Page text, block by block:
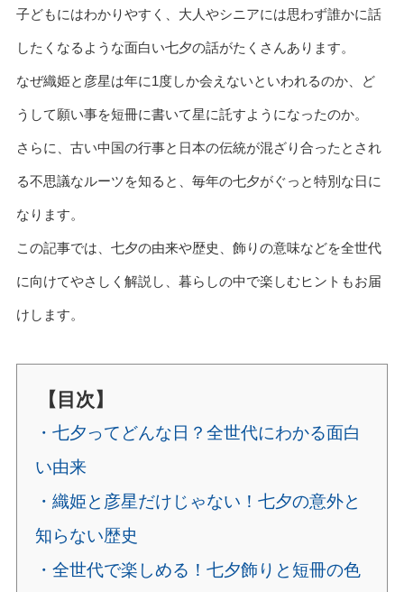
子どもにはわかりやすく、大人やシニアには思わず誰かに話
したくなるような面白い七夕の話がたくさんあります。
なぜ織姫と彦星は年に1度しか会えないといわれるのか、ど
うして願い事を短冊に書いて星に託すようになったのか。
さらに、古い中国の行事と日本の伝統が混ざり合ったとされ
る不思議なルーツを知ると、毎年の七夕がぐっと特別な日に
なります。
この記事では、七夕の由来や歴史、飾りの意味などを全世代
に向けてやさしく解説し、暮らしの中で楽しむヒントもお届
けします。
【目次】
・七夕ってどんな日？全世代にわかる面白
い由来
・織姫と彦星だけじゃない！七夕の意外と
知らない歴史
・全世代で楽しめる！七夕飾りと短冊の色